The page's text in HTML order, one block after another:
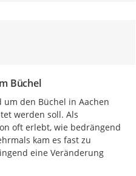
Büchel
den Büchel in Aachen
werden soll. Als
oft erlebt, wie bedrängend
kam es fast zu
eine Veränderung